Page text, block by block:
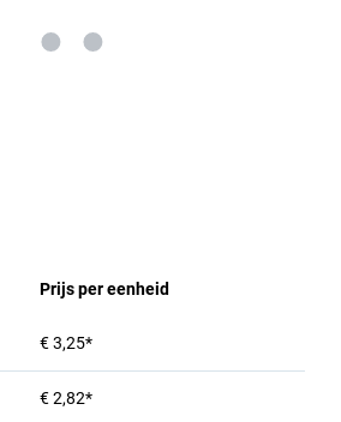
Prijs per eenheid
€ 3,25*
€ 2,82*